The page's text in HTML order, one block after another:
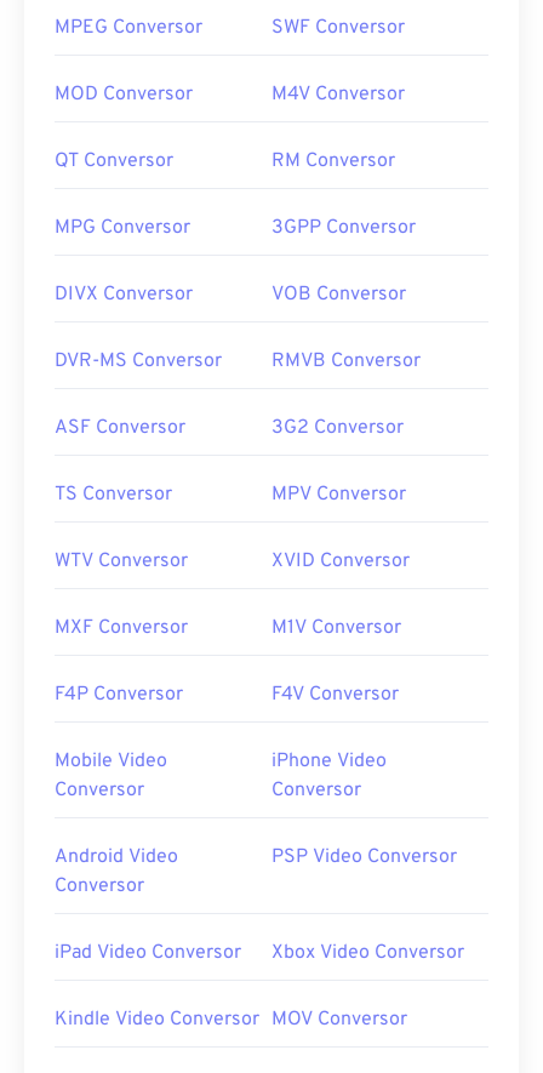
MPEG Conversor SWF Conversor
MOD Conversor M4V Conversor
QT Conversor RM Conversor
MPG Conversor 3GPP Conversor
DIVX Conversor VOB Conversor
DVR-MS Conversor RMVB Conversor
ASF Conversor 3G2 Conversor
TS Conversor MPV Conversor
WTV Conversor XVID Conversor
MXF Conversor M1V Conversor
F4P Conversor F4V Conversor
Mobile Video
Conversor
iPhone Video
Conversor
Android Video
Conversor
PSP Video Conversor
iPad Video Conversor Xbox Video Conversor
Kindle Video Conversor MOV Conversor